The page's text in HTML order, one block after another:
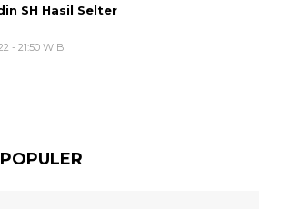
SH Hasil Selter
- 21:50 WIB